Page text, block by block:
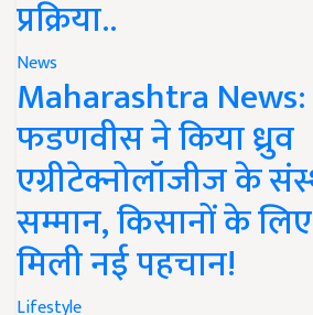
प्रक्रिया..
News
Maharashtra News:
फडणवीस ने किया ध्रुव
एग्रीटेक्नोलॉजीज के
सम्मान, किसानों के
मिली नई पहचान!
Lifestyle